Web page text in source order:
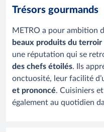
Trésors gourmands
METRO a pour ambition
beaux produits du terroir
une réputation qui se
des chefs étoilés. Ils
onctuosité, leur facilité
et prononcé. Cuisiniers
également au quotidien